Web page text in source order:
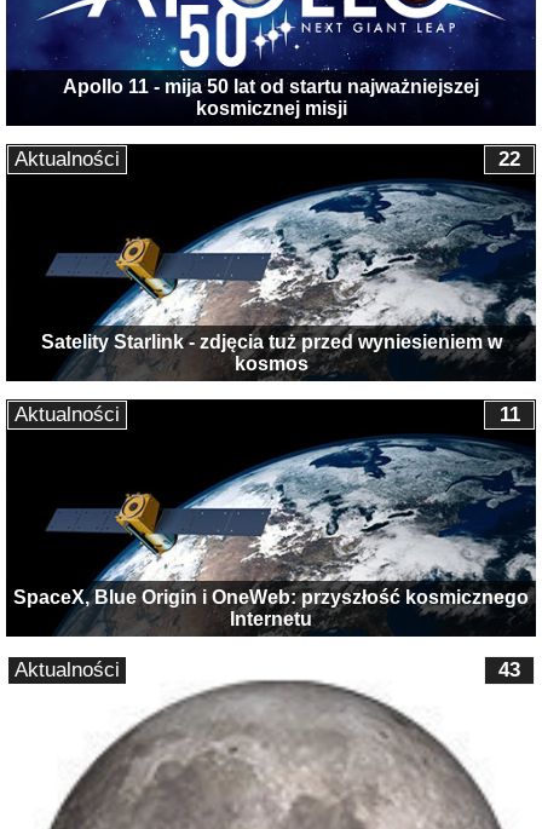
Apollo 11 - mija 50 lat od startu najważniejszej
kosmicznej misji
Satelity Starlink - zdjęcia tuż przed wyniesieniem w
kosmos
22
Aktualności
SpaceX, Blue Origin i OneWeb: przyszłość kosmicznego
Internetu
11
Aktualności
43
Aktualności